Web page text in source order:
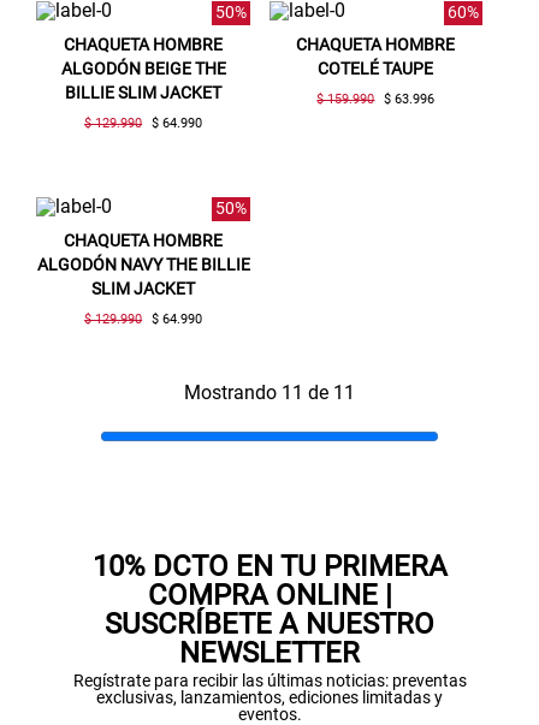
50%
CHAQUETA HOMBRE
ALGODÓN BEIGE THE
BILLIE SLIM JACKET
$ 129.990 $ 64.990
60%
CHAQUETA HOMBRE
COTELÉ TAUPE
$ 159.990 $ 63.996
50%
CHAQUETA HOMBRE
ALGODÓN NAVY THE BILLIE
SLIM JACKET
$ 129.990 $ 64.990
Mostrando 11 de 11
10% DCTO EN TU PRIMERA
COMPRA ONLINE |
SUSCRÍBETE A NUESTRO
NEWSLETTER
Regístrate para recibir las últimas noticias: preventas
exclusivas, lanzamientos, ediciones limitadas y
eventos.
Gracias por inscribirte!
Aquí esta tu cupón, usalo en tu siguiente
compra. Valido por 72 hrs.